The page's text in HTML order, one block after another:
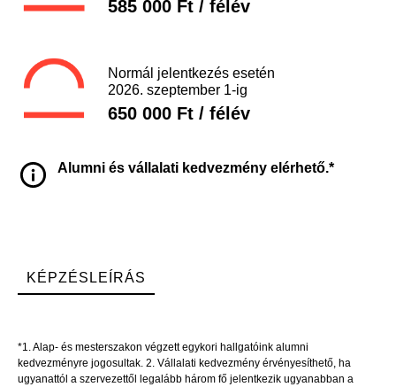
585 000 Ft / félév
Normál jelentkezés esetén
2026. szeptember 1-ig
650 000 Ft / félév
Alumni és vállalati kedvezmény elérhető.*
KÉPZÉSLEÍRÁS
*1. Alap- és mesterszakon végzett egykori hallgatóink alumni
kedvezményre jogosultak. 2. Vállalati kedvezmény érvényesíthető, ha
ugyanattól a szervezettől legalább három fő jelentkezik ugyanabban a